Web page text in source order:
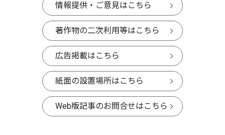
情報提供・ご意見はこちら
著作物の二次利用等はこちら
広告掲載はこちら
紙面の設置場所はこちら
Web版記事のお問合せはこちら